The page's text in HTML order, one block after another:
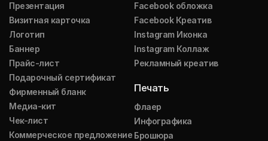
Презентация
Визитная карточка
Логотип
Баннер
Прайс-лист
Подарочный сертификат
Фирменный бланк
Медиа-кит
Чек-лист
Коммерческое предложение
Facebook обложка
Facebook Креатив
Instagram Иконка
Instagram Коллаж
Рекламный креатив
Печать
Флаер
Инфографика
Брошюра